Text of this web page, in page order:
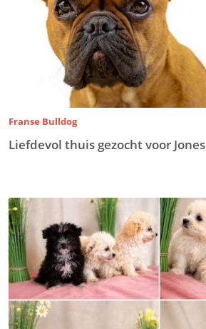
Franse Bulldog
Liefdevol thuis gezocht voor Jones